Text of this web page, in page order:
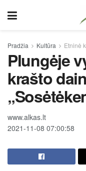
Pradžia Kultūra Etninė
Plungėje
krašto
www.alkas.lt
2021-11-08 07:00:58